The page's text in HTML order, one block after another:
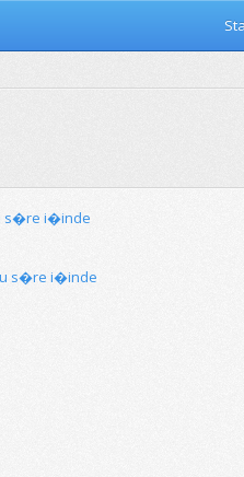
s�re i�inde
s�re i�inde